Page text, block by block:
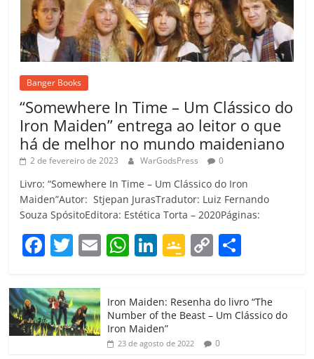
Banger Books
“Somewhere In Time – Um Clássico do
Iron Maiden” entrega ao leitor o que
há de melhor no mundo maideniano
2 de fevereiro de 2023 WarGodsPress 0
Livro: “Somewhere In Time – Um Clássico do Iron
Maiden”Autor: Stjepan JurasTradutor: Luiz Fernando
Souza SpósitoEditora: Estética Torta – 2020Páginas:
F
c
e
b
T
itt
er
E W
at
s
A
Li
e
dI
G
gl
e
C
p
y
Li
m
p
Iron Maiden: Resenha do livro “The
Number of the Beast – Um Clássico do
Iron Maiden”
23 de agosto de 2022 0